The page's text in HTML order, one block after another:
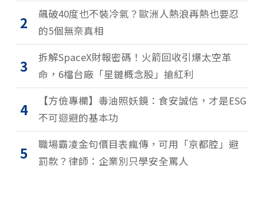
2
飆破40度也不裝冷氣？歐洲人熱浪再熱也要忍
的5個無奈真相
3
拆解SpaceX財報密碼！火箭回收引爆太空革
命，6檔台廠「星鏈概念股」搶紅利
4
【方儉專欄】毒油照妖鏡：食安誠信，才是ESG
不可迴避的基本功
5
職場霸凌金句價目表瘋傳，可用「京都腔」避
罰款？律師：企業別只學安全罵人